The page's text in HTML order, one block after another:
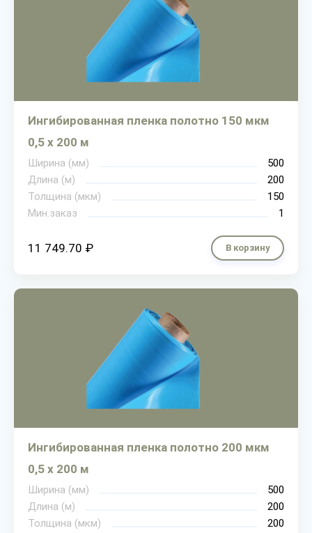
Ингибированная пленка полотно 150 мкм
0,5 х 200 м
Ширина (мм)
500
Длина (м)
200
Толщина (мкм)
150
Мин.заказ
1
11 749.70 ₽ В корзину
Ингибированная пленка полотно 200 мкм
0,5 х 200 м
Ширина (мм)
500
Длина (м)
200
Толщина (мкм)
200